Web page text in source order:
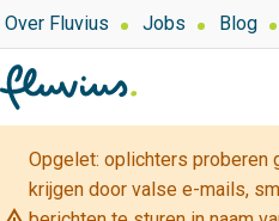
Overslaan
en
naar
de
inhoud
gaan
Top
navigation
Over Fluvius Jobs Blog
Opgelet: oplichters proberen
krijgen door valse e-mails,